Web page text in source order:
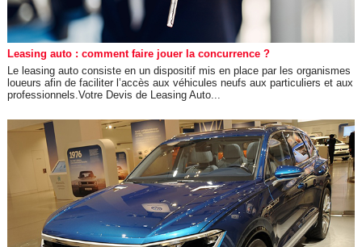
Leasing auto : comment faire jouer la concurrence ?
Le leasing auto consiste en un dispositif mis en place par les organismes
loueurs afin de faciliter l’accès aux véhicules neufs aux particuliers et aux
professionnels.Votre Devis de Leasing Auto...